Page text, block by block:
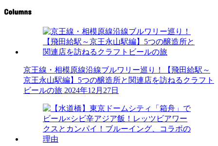
Columns
京王線・相模原線沿線ブルワリー巡り！【飛田給駅～
京王永山駅編】5つの醸造所と関連店を訪ねるクラフト
ビールの旅 2024年12月27日